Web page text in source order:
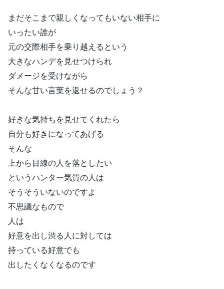
まだそこまで親しくなってもいない相手に
いったい誰が
元の交際相手を乗り越えるという
大きなハンデを見せつけられ
ダメージを受けながら
そんな甘い言葉を返せるのでしょう？
好きな気持ちを見せてくれたら
自分も好きになってあげる
そんな
上から目線の人を落としたい
というハンター気質の人は
そうそういないのですよ
不思議なもので
人は
好意を出し渋る人に対しては
持っている好意でも
出したくなくなるのです